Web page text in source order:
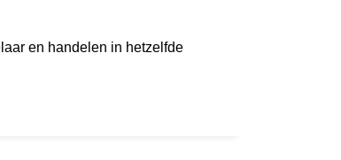
en handelen in hetzelfde